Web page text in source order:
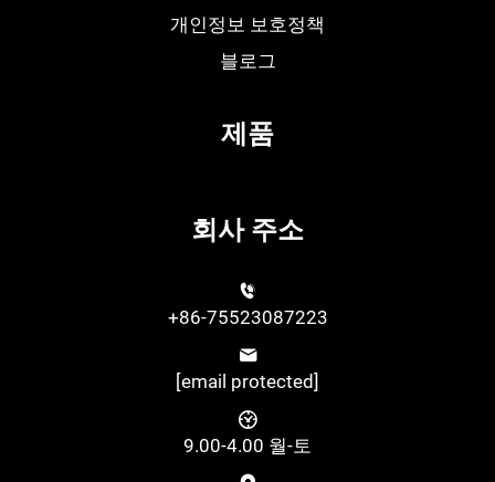
개인정보 보호정책
블로그
제품
회사 주소
+86-75523087223
[email protected]
9.00-4.00 월-토